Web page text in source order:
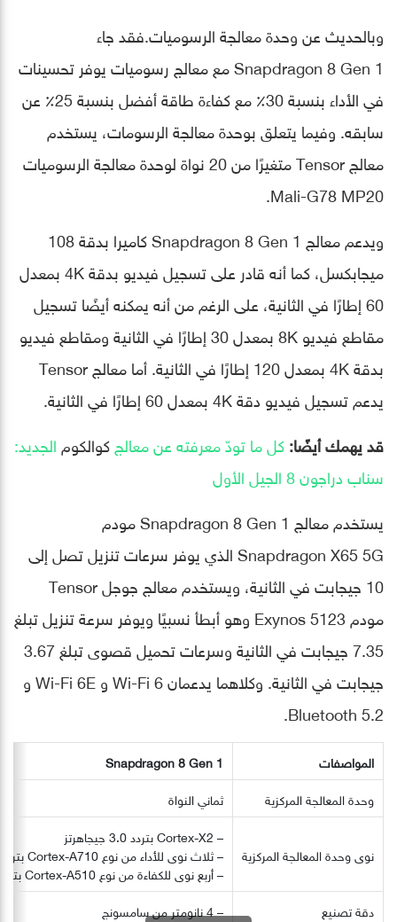
وبالحديث عن وحدة معالجة الرسوميات.فقد جاء
Snapdragon 8 Gen 1 مع معالج رسوميات يوفر تحسينات
في الأداء بنسبة 30٪ مع كفاءة طاقة أفضل بنسبة 25٪ عن
سابقه. وفيما يتعلق بوحدة معالجة الرسومات، يستخدم
معالج Tensor متغيرًا من 20 نواة لوحدة معالجة الرسوميات
Mali-G78 MP20.
ويدعم معالج Snapdragon 8 Gen 1 كاميرا بدقة 108
ميجابكسل، كما أنه قادر على تسجيل فيديو بدقة 4K بمعدل
60 إطارًا في الثانية، على الرغم من أنه يمكنه أيضًا تسجيل
مقاطع فيديو 8K بمعدل 30 إطارًا في الثانية ومقاطع فيديو
بدقة 4K بمعدل 120 إطارًا في الثانية. أما معالج Tensor
يدعم تسجيل فيديو دقة 4K بمعدل 60 إطارًا في الثانية.
قد يهمك أيضًا:كل ما تودّ معرفته عن معالجكوالكوم الجديد:
سناب دراجون 8 الجيل الأول
يستخدم معالج Snapdragon 8 Gen 1 مودم
Snapdragon X65 5G الذي يوفر سرعات تنزيل تصل إلى
10 جيجابت في الثانية، ويستخدم معالج جوجل Tensor
مودم Exynos 5123 وهو أبطأ نسبيًا ويوفر سرعة تنزيل تبلغ
7.35 جيجابت في الثانية وسرعات تحميل قصوى تبلغ 3.67
جيجابت في الثانية. وكلاهما يدعمان Wi-Fi 6 و Wi-Fi 6E و
Bluetooth 5.2.
المواصفات
Snapdragon 8 Gen 1
وحدة المعالجة المركزية
ثماني النواة
نوى وحدة المعالجة المركزية
– Cortex-X2 بتردد 3.0 جيجاهرتز
– ثلاث نوى للأداء من نوع Cortex-A710 بتردد 2.5 جيجاهرتز
– أربع نوى للكفاءة من نوع Cortex-A510 بتردد 1.8 جيجاهرتز
دقة تصنيع
– 4 نانومتر من سامسونج